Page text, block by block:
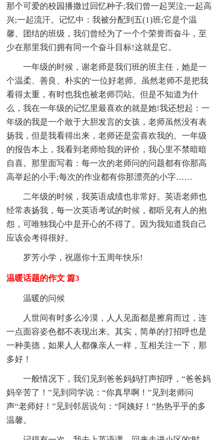
那个可爱的校园播撒过回忆种子;我们曾一起哭泣;一起高
兴;一起流汗。记忆中：我被分配到五(1)班;它是个温
馨、团结的班级，我们曾经为了一个个荣誉而奋斗，至
少在那里我们拥有同一个奋斗目标!这就是它。
一年级的时候，谢老师是我们班的班主任，她是一
个温柔、善良、朴实的'一位好老师。虽然老师不是把我
看得太重，有时也我也被老师罚站。但是不知道为什
么，我在一年级的记忆里最喜欢的就是她!我还想起：一
年级的我是一个敢于大胆发言的女孩，老师虽然没有表
扬我，但是我看得出来，老师还是蛮喜欢我的。一年级
的报告本上，我看到老师给我的评价，我心里不禁暗暗
自喜。那里面写着：每一次的老师问的问题都有你那高
高举起的小手;每次的作业都有你那漂亮的小字……
二年级的时候，我英语成绩也非常好。英语老师也
经常表扬我，每一次英语考试的时候，都听见有人的抱
怨，可唯独我心中是开心的不得了。因为我知道我自己
应该会考得很好。
罗芳小学，祝愿你十五周年快乐!
温暖话题的作文 篇3
温暖的问候
人世间有时多么冷漠，人人见面都是擦肩而过，连
一点面容姿色都不表现出来。其实，简单的打招呼也是
一种美德，如果人人都像亲人一样，互相关注一下，那
多好！
一般情况下，我们见到爸爸妈妈打声招呼，“爸爸妈
妈辛苦了！”见到同学说：“你真早啊！”见到老师问
声“老师好！”见到邻居说句：“阿姨好！”热热乎乎的多
温馨。